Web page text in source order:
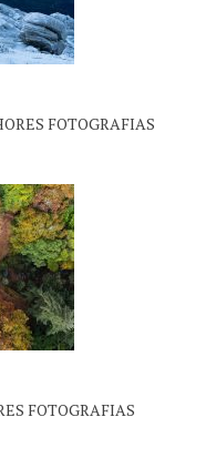
FOTOGRAFIAS
FOTOGRAFIAS